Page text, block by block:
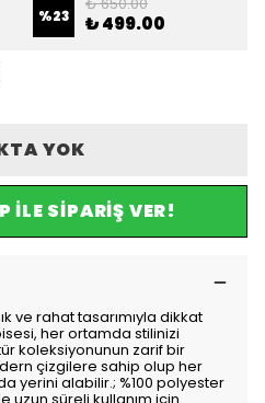
%23 ₺ 499.00
YOK
ILE SIPARIŞ VER!
ve rahat tasarımıyla dikkat
her ortamda stilinizi
koleksiyonunun zarif bir
çizgilere sahip olup her
yerini alabilir.; %100 polyester